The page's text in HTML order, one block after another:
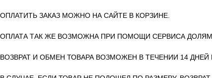
ОПЛАТИТЬ ЗАКАЗ МОЖНО НА САЙТЕ В КОРЗИНЕ.
ОПЛАТА ТАК ЖЕ ВОЗМОЖНА ПРИ ПОМОЩИ СЕРВИСА
ВОЗВРАТ И ОБМЕН ТОВАРА ВОЗМОЖЕН В ТЕЧЕНИИ 14 ДНЕЙ